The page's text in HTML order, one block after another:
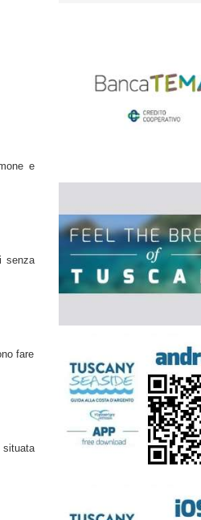
e
senza
fare
situata